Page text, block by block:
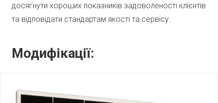
досягнути хороших показників задоволеності клієнтів
та відповідати стандартам якості та сервісу.
Модифікації: